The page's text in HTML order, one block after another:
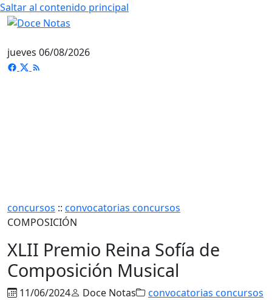
Saltar al contenido principal
jueves 06/08/2026
concursos :: convocatorias concursos
COMPOSICIÓN
XLII Premio Reina Sofía de
Composición Musical
11/06/2024 Doce Notas convocatorias concursos